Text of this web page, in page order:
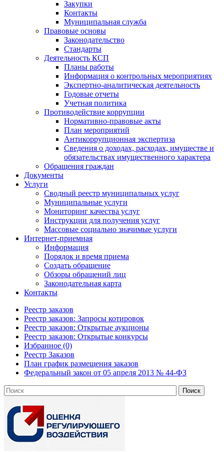
Закупки
Контакты
Муниципальная служба
Правовые основы
Законодательство
Стандарты
Деятельность КСП
Планы работы
Информация о контрольных мероприятиях
Экспертно-аналитическая деятельность
Годовые отчеты
Учетная политика
Противодействие коррупции
Нормативно-правовые акты
План мероприятий
Антикоррупционная экспертиза
Сведения о доходах, расходах, имуществе и
обязательствах имущественного характера
Обращения граждан
Документы
Услуги
Сводный реестр муниципальных услуг
Муниципальные услуги
Мониторинг качества услуг
Инструкции для получения услуг
Массовые социально значимые услуги
Интернет-приемная
Информация
Порядок и время приема
Создать обращение
Обзоры обращений лиц
Законодательная карта
Контакты
Реестр заказов
Реестр заказов: Запросы котировок
Реестр заказов: Открытые аукционы
Реестр заказов: Открытые конкурсы
Избранное (0)
Реестр Заказов
План график размещения заказов
Федеральный закон от 05 апреля 2013 № 44-ФЗ